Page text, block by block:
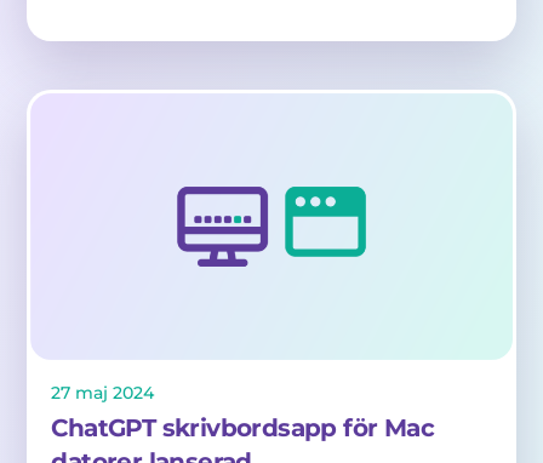
27 maj 2024
ChatGPT skrivbordsapp för Mac